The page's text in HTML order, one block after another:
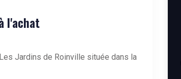
l'achat
Jardins de Roinville située dans la